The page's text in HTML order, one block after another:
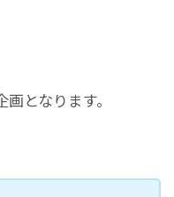
となります。